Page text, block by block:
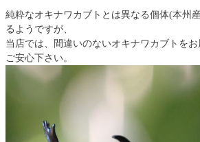
純粋なオキナワカブトとは異なる個体(本州
るようですが、
当店では、間違いのないオキナワカブトを
ご安心下さい。